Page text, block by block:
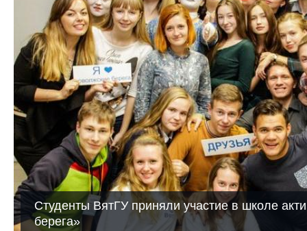
Студенты ВятГУ приняли участие в школе
берега»